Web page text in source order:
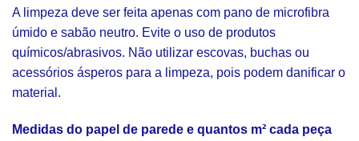
A limpeza deve ser feita apenas com pano de microfibra
úmido e sabão neutro. Evite o uso de produtos
químicos/abrasivos. Não utilizar escovas, buchas ou
acessórios ásperos para a limpeza, pois podem danificar o
material.
Medidas do papel de parede e quantos m² cada peça